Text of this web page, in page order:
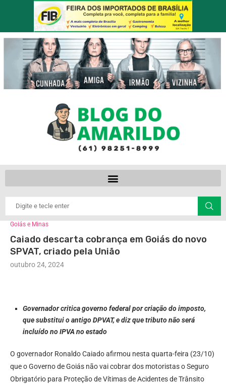
Goiás e Minas
Caiado descarta cobrança em Goiás do novo
SPVAT, criado pela União
outubro 24, 2024
Governador critica governo federal por criação do imposto,
que substitui o antigo DPVAT, e diz que tributo não será
incluído no IPVA no estado
O governador Ronaldo Caiado afirmou nesta quarta-feira (23/10)
que o Governo de Goiás não vai cobrar dos motoristas o Seguro
Obrigatório para Proteção de Vítimas de Acidentes de Trânsito